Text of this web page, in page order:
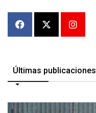
Últimas publicaciones